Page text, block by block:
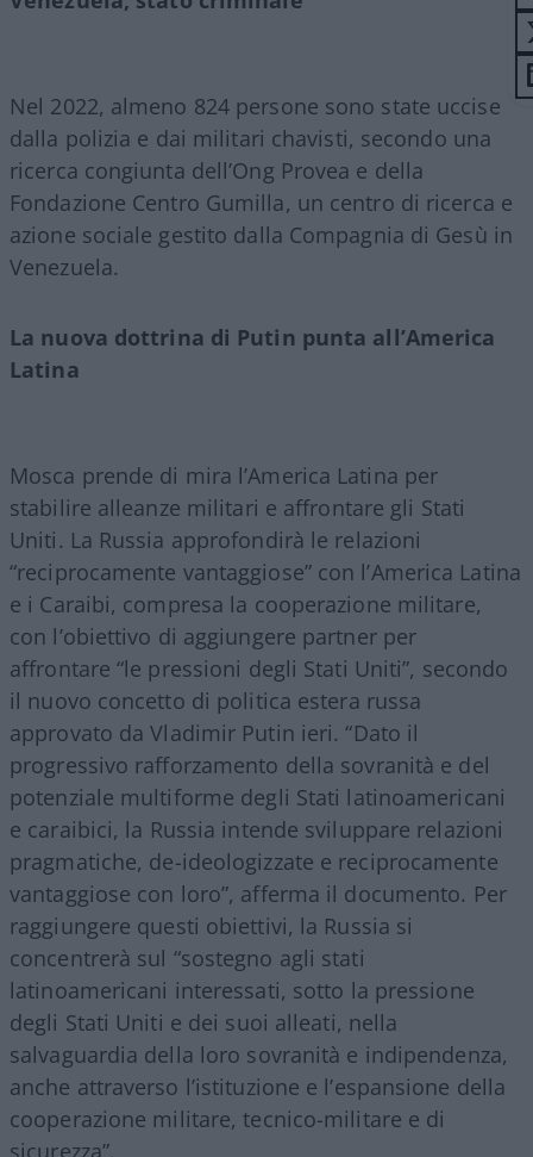
Nel 2022, almeno 824 persone sono state uccise
dalla polizia e dai militari chavisti, secondo una
ricerca congiunta dell’Ong Provea e della
Fondazione Centro Gumilla, un centro di ricerca e
azione sociale gestito dalla Compagnia di Gesù in
Venezuela.
La nuova dottrina di Putin punta all’America
Latina
Mosca prende di mira l’America Latina per
stabilire alleanze militari e affrontare gli Stati
Uniti. La Russia approfondirà le relazioni
“reciprocamente vantaggiose” con l’America Latina
e i Caraibi, compresa la cooperazione militare,
con l’obiettivo di aggiungere partner per
affrontare “le pressioni degli Stati Uniti”, secondo
il nuovo concetto di politica estera russa
approvato da Vladimir Putin ieri. “Dato il
progressivo rafforzamento della sovranità e del
potenziale multiforme degli Stati latinoamericani
e caraibici, la Russia intende sviluppare relazioni
pragmatiche, de-ideologizzate e reciprocamente
vantaggiose con loro”, afferma il documento. Per
raggiungere questi obiettivi, la Russia si
concentrerà sul “sostegno agli stati
latinoamericani interessati, sotto la pressione
degli Stati Uniti e dei suoi alleati, nella
salvaguardia della loro sovranità e indipendenza,
anche attraverso l’istituzione e l’espansione della
cooperazione militare, tecnico-militare e di
sicurezza”.